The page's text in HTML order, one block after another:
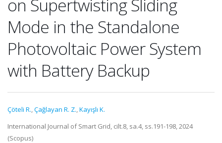
on Supertwisting Sliding
Mode in the Standalone
Photovoltaic Power System
with Battery Backup
Çöteli R.,Çağlayan R. Z.,Kayışlı K.
International Journal of Smart Grid, cilt.8, sa.4, ss.191-198, 2024
(Scopus)